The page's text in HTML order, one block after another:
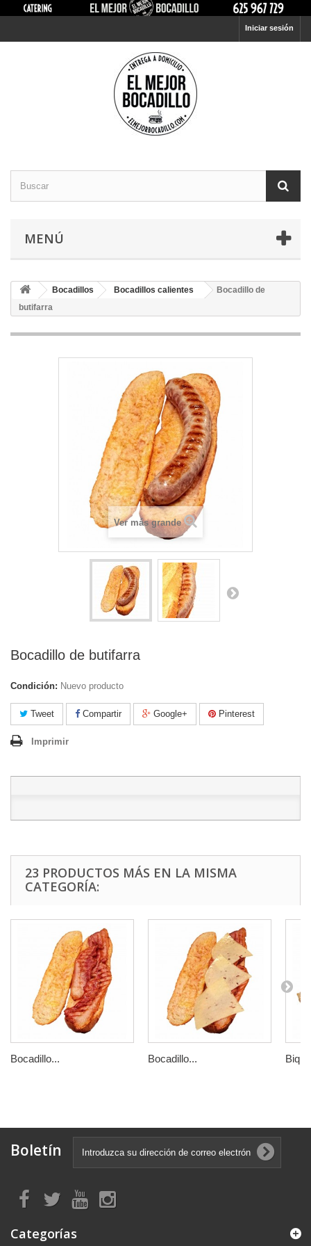
Iniciar sesión
MENÚ
Bocadillos Bocadillos calientes
Bocadillo de
butifarra
Ver más grande
Bocadillo de butifarra
Condición: Nuevo producto
Tweet Compartir Google+ Pinterest
Imprimir
23 PRODUCTOS MÁS EN LA MISMA
CATEGORÍA:
Bocadillo... Bocadillo...
Boletín
Categorías